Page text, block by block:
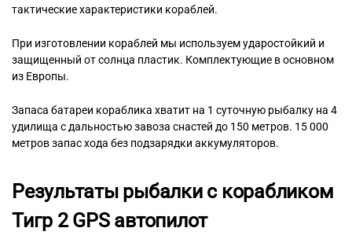
тактические характеристики кораблей.
При изготовлении кораблей мы используем ударостойкий и
защищенный от солнца пластик. Комплектующие в основном
из Европы.
Запаса батареи кораблика хватит на 1 суточную рыбалку на 4
удилища с дальностью завоза снастей до 150 метров. 15 000
метров запас хода без подзарядки аккумуляторов.
Результаты рыбалки с корабликом
Тигр 2 GPS автопилот